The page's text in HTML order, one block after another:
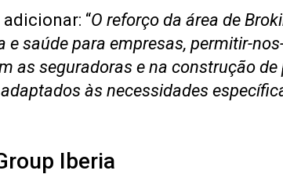
adicionar: “O reforço da área de
e saúde para empresas, permitir-
as seguradoras e na construção
às necessidades
Iberia